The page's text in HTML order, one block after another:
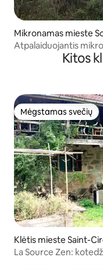
Mikronamas mieste
Atpalaiduojantis
Kitos
Mėgstamas svečių
Mėgstamas svečių
Klėtis mieste Saint-
La Source Zen: